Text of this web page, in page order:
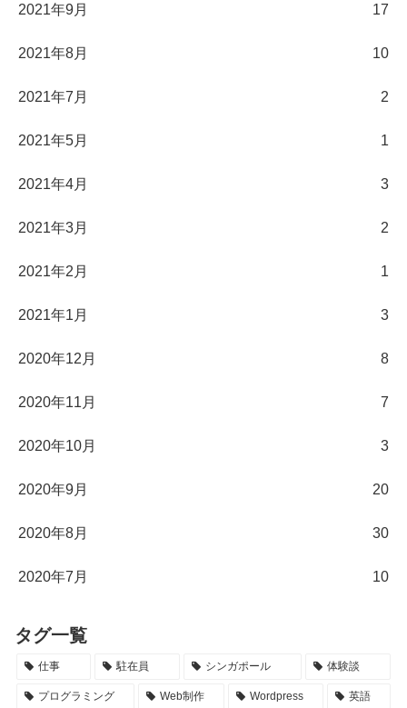
2021年9月 17
2021年8月 10
2021年7月 2
2021年5月 1
2021年4月 3
2021年3月 2
2021年2月 1
2021年1月 3
2020年12月 8
2020年11月 7
2020年10月 3
2020年9月 20
2020年8月 30
2020年7月 10
タグ一覧
仕事 駐在員 シンガポール 体験談
プログラミング Web制作 Wordpress 英語